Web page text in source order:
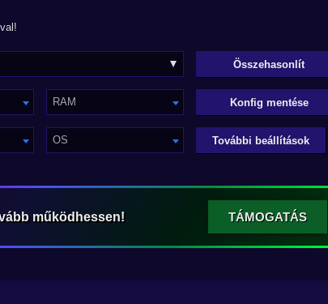
RAM
OS
Konfig mentése
További beállítások
működhessen! TÁMOGATÁS